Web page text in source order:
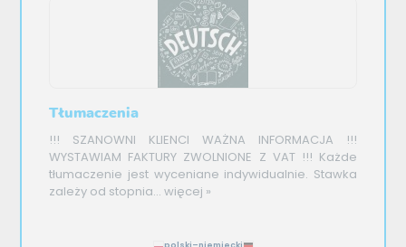
Tłumaczenia
!!! SZANOWNI KLIENCI WAŻNA INFORMACJA !!!
WYSTAWIAM FAKTURY ZWOLNIONE Z VAT !!! Każde
tłumaczenie jest wyceniane indywidualnie. Stawka
zależy od stopnia... więcej »